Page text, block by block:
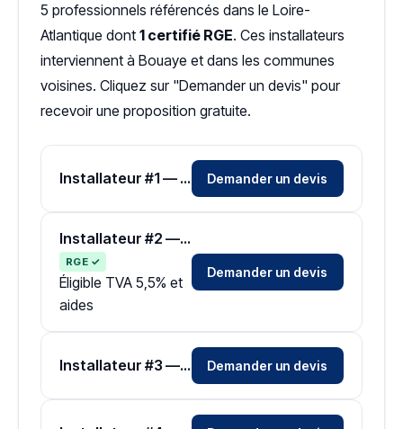
5 professionnels référencés dans le Loire-
Atlantique dont 1 certifié RGE. Ces installateurs
interviennent à Bouaye et dans les communes
voisines. Cliquez sur "Demander un devis" pour
recevoir une proposition gratuite.
Installateur #1 — Zone Loire-Atlantique Demander un devis
Installateur #2 — Zone Loire-Atlantique
RGE ✓
Éligible TVA 5,5% et
aides
Demander un devis
Installateur #3 — Zone Loire-Atlantique Demander un devis